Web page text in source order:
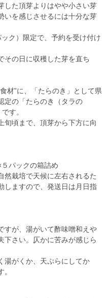
した頂芽よりはやや小さい芽
いを感じさせるには十分な芽
ク）限定で、予約を受け付け
の日に収穫した芽を直ち
材”に、「たらのき」として県
定の「たらのき（タラの
す。
頃まで、頂芽から下方に向
パックの箱詰め
然栽培で天候に左右されるた
しますので、発送日は月日指
が、湯がいて酢味噌和えや
下さい。仄かに苦みが感じら
がくか、天ぷらにしてか